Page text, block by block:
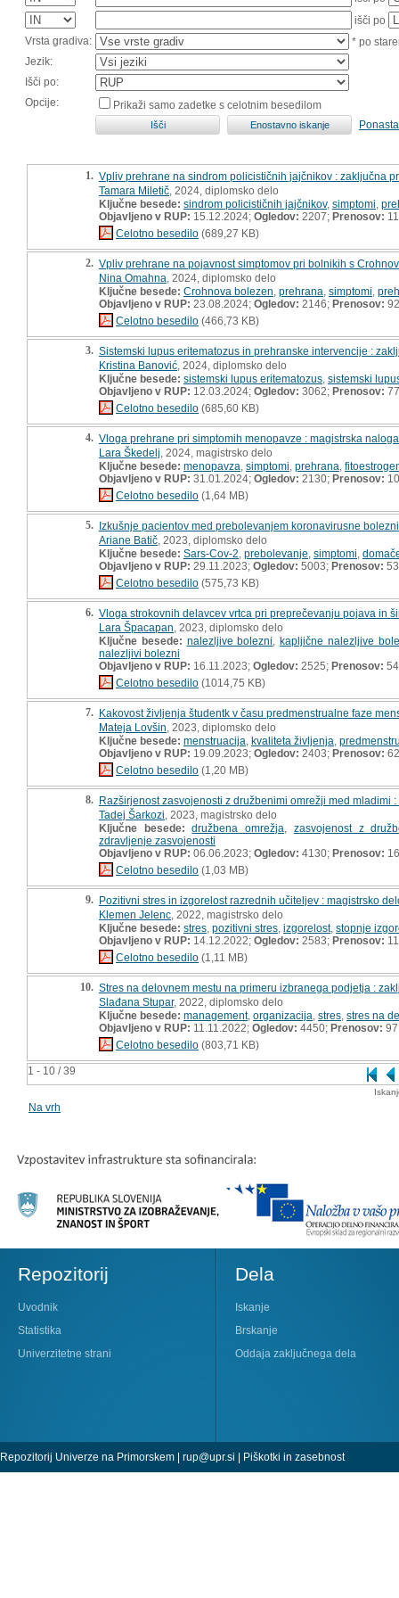
išči po
Vrsta gradiva:
* po
Jezik:
Išči po:
Opcije:
Prikaži samo zadetke s celotnim besedilom
1 - 10 / 39
1. Vpliv prehrane na sindrom policističnih jajčnikov : zaključna
Tamara Miletič , 2024, diplomsko delo
Ključne besede: sindrom policističnih jajčnikov, simptomi
Objavljeno v RUP: 15.12.2024; Ogledov: 2207; Prenosov:
Celotno besedilo (689,27 KB)
2. Vpliv prehrane na pojavnost simptomov pri bolnikih s
Nina Omahna , 2024, diplomsko delo
Ključne besede: Crohnova bolezen prehrana simptomi
Objavljeno v RUP: 23.08.2024; Ogledov: 2146; Prenosov: 92
Celotno besedilo (466,73 KB)
3. Sistemski lupus eritematozus in prehranske intervencije :
Kristina Banović , 2024, diplomsko delo
Ključne besede: sistemski lupus eritematozus sistemski
Objavljeno v RUP: 12.03.2024; Ogledov: 3062; Prenosov: 77
Celotno besedilo (685,60 KB)
4. Vloga prehrane pri simptomih menopavze : magistrska naloga
Lara Škedelj , 2024, magistrsko delo
Ključne besede: menopavza simptomi prehrana
Objavljeno v RUP: 31.01.2024; Ogledov: 2130; Prenosov:
Celotno besedilo (1,64 MB)
5. Izkušnje pacientov med prebolevanjem koronavirusne
Ariane Batič , 2023, diplomsko delo
Ključne besede: Sars-Cov-2 prebolevanje simptomi
Objavljeno v RUP: 29.11.2023; Ogledov: 5003; Prenosov: 53
Celotno besedilo (575,73 KB)
6. Vloga strokovnih delavcev vrtca pri preprečevanju pojava in
Lara Špacapan , 2023, diplomsko delo
Ključne besede: nalezljive bolezni ,kapljične nalezljive
nalezljivi bolezni
Objavljeno v RUP: 16.11.2023; Ogledov: 2525; Prenosov: 54
Celotno besedilo (1014,75 KB)
7. Kakovost življenja študentk v času predmenstrualne faze
Mateja Lovšin , 2023, diplomsko delo
Ključne besede: menstruacija kvaliteta življenja
Objavljeno v RUP: 19.09.2023; Ogledov: 2403; Prenosov: 62
Celotno besedilo (1,20 MB)
8. Razširjenost zasvojenosti z družbenimi omrežji med mladimi
Tadej Šarkozi , 2023, magistrsko delo
Ključne besede:
družbena omrežja
zasvojenost z
zdravljenje zasvojenosti
Objavljeno v RUP: 06.06.2023; Ogledov: 4130; Prenosov:
Celotno besedilo (1,03 MB)
9. Pozitivni stres in izgorelost razrednih učiteljev : magistrsko
Klemen Jelenc , 2022, magistrsko delo
Ključne besede: stres pozitivni stres izgorelost, stopnje
Objavljeno v RUP: 14.12.2022; Ogledov: 2583; Prenosov:
Celotno besedilo (1,11 MB)
10. Stres na delovnem mestu na primeru izbranega podjetja :
Slađana Stupar, 2022, diplomsko delo
Ključne besede: management, organizacija stres stres na
Objavljeno v RUP: 11.11.2022; Ogledov: 4450; Prenosov: 97
Celotno besedilo (803,71 KB)
Na vrh
Repozitorij
Uvodnik
Statistika
Univerzitetne strani
Dela
Iskanje
Brskanje
Oddaja zaključnega dela
Repozitorij Univerze na Primorskem | rup@upr.si | Piškotki in zasebnost